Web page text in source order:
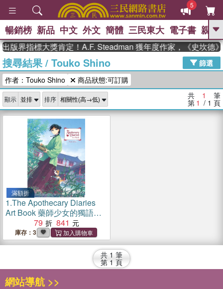
5
GO
熱搜： 高希均教授回憶錄
、 The Odyssey 、 父親節 、 如果歷
史是一群喵
獎 臺灣漫遊錄 、 方念華 、 台灣的李
登輝時代
數學女孩：黎曼猜想 、
偉大的迷走神經
暢銷榜 新品 中文 外文 簡體 三民東大 電子書 親子
版界指標大獎肯定！A.F. Steadman 獲年度作家，《史坎德
搜尋結果/ Touko Shino
篩選
作者：Touko Shino
商品狀態:可訂購
顯示 排序 共 1 筆
第 1 / 1 頁
滿額折
1.The Apothecary Diaries
Art Book 藥師少女的獨語設
79 841
庫存：3
共 1 筆
第 1 頁
網站導航 >>